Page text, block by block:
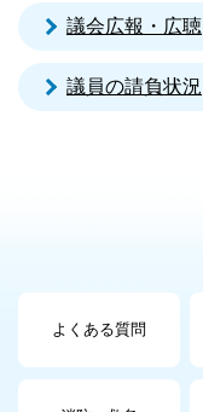
議会広報・広聴
議員の請負状況
よくある質問